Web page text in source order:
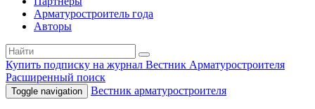
Арматуростроитель года
Авторы
Купить подписку на журнал Вестник Арматуростроителя
Расширенный поиск
Toggle navigation Вестник арматуростроителя